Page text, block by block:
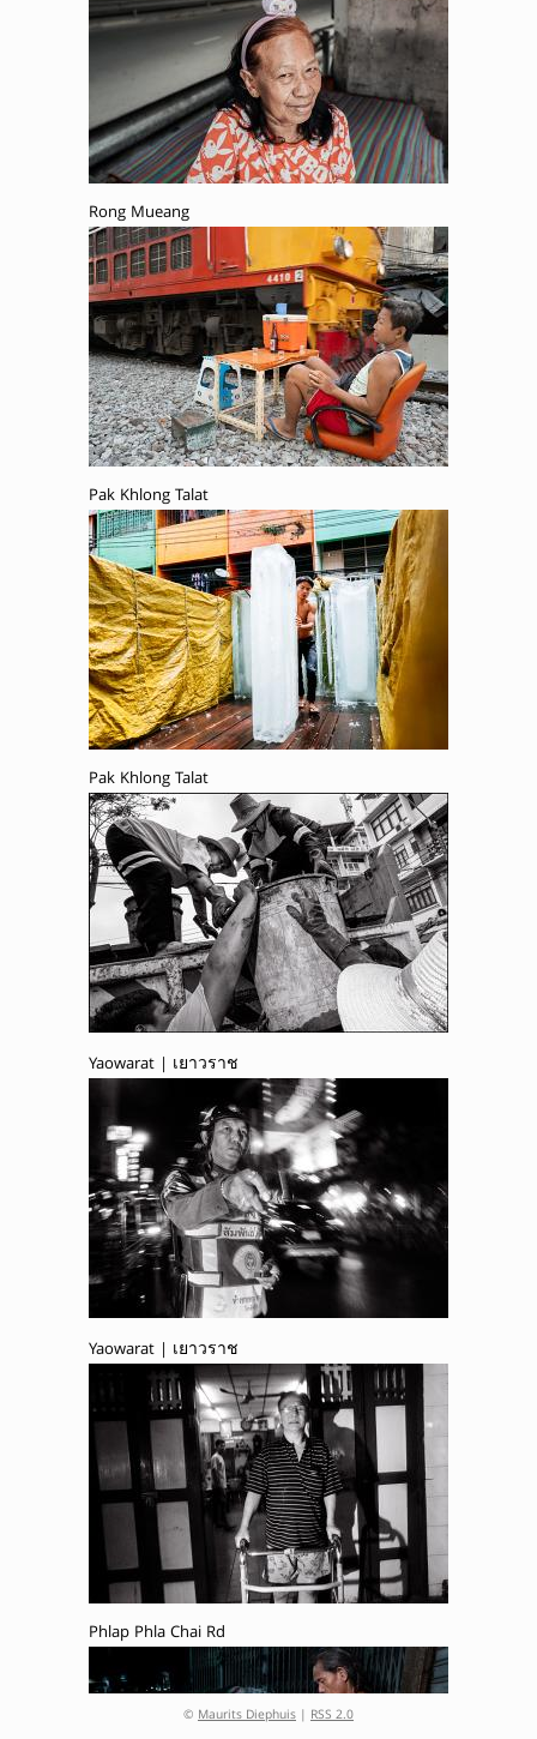
Rong Mueang
Pak Khlong Talat
Pak Khlong Talat
Yaowarat | เยาวราช
Yaowarat | เยาวราช
Phlap Phla Chai Rd
© Maurits Diephuis | RSS 2.0